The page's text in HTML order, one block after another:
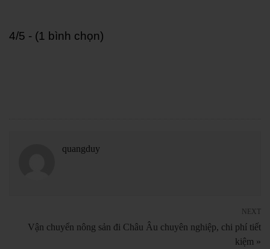
4/5 - (1 bình chọn)
quangduy
NEXT
Vận chuyển nông sản đi Châu Âu chuyên nghiệp, chi phí tiết
kiệm »